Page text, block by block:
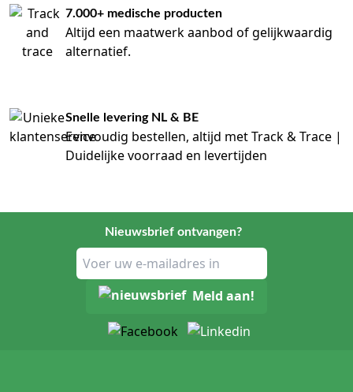
7.000+ medische producten
Altijd een maatwerk aanbod of gelijkwaardig
alternatief.
Snelle levering NL & BE
Eenvoudig bestellen, altijd met Track & Trace |
Duidelijke voorraad en levertijden
Nieuwsbrief ontvangen?
Meld aan!